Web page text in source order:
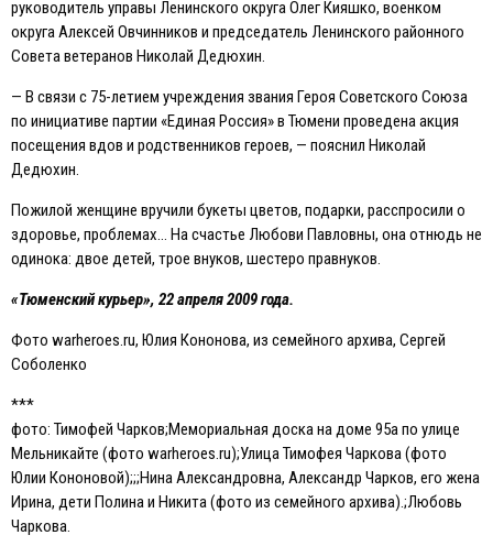
руководитель управы Ленинского округа Олег Кияшко, военком
округа Алексей Овчинников и председатель Ленинского районного
Совета ветеранов Николай Дедюхин.
— В связи с 75-летием учреждения звания Героя Советского Союза
по инициативе партии «Eдиная Россия» в Тюмени проведена акция
посещения вдов и родственников героев, — пояснил Николай
Дедюхин.
Пожилой женщине вручили букеты цветов, подарки, расспросили о
здоровье, проблемах… На счастье Любови Павловны, она отнюдь не
одинока: двое детей, трое внуков, шестеро правнуков.
«Тюменский курьер», 22 апреля 2009 года.
Фото warheroes.ru, Юлия Кононова, из семейного архива, Сергей
Соболенко
***
фото: Тимофей Чарков;Мемориальная доска на доме 95а по улице
Мельникайте (фото warheroes.ru);Улица Тимофея Чаркова (фото
Юлии Кононовой);;;Нина Александровна, Александр Чарков, его жена
Ирина, дети Полина и Никита (фото из семейного архива).;Любовь
Чаркова.